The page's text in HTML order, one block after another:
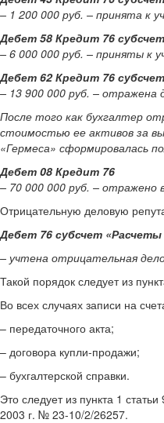
– 1 200 000 руб. – принята к
Дебет 58 Кредит 76
– 6 000 000 руб. – приняты к
Дебет 62 Кредит 76
– 13 900 000 руб. – отражена
После того как бухгалтер
стоимостью ее активов за
«Гермеса» сформировалась
Дебет 08 Кредит 76
– 70 000 000 руб. – отражено
Отрицательную деловую
Дебет 76 субсчет
– учтена отрицательная
Такой порядок следует из
Во всех случаях записи на
– передаточного акта;
– договора купли-продажи;
– бухгалтерской справки.
Это следует из пункта 1
2003 г. № 23-10/2/26257.